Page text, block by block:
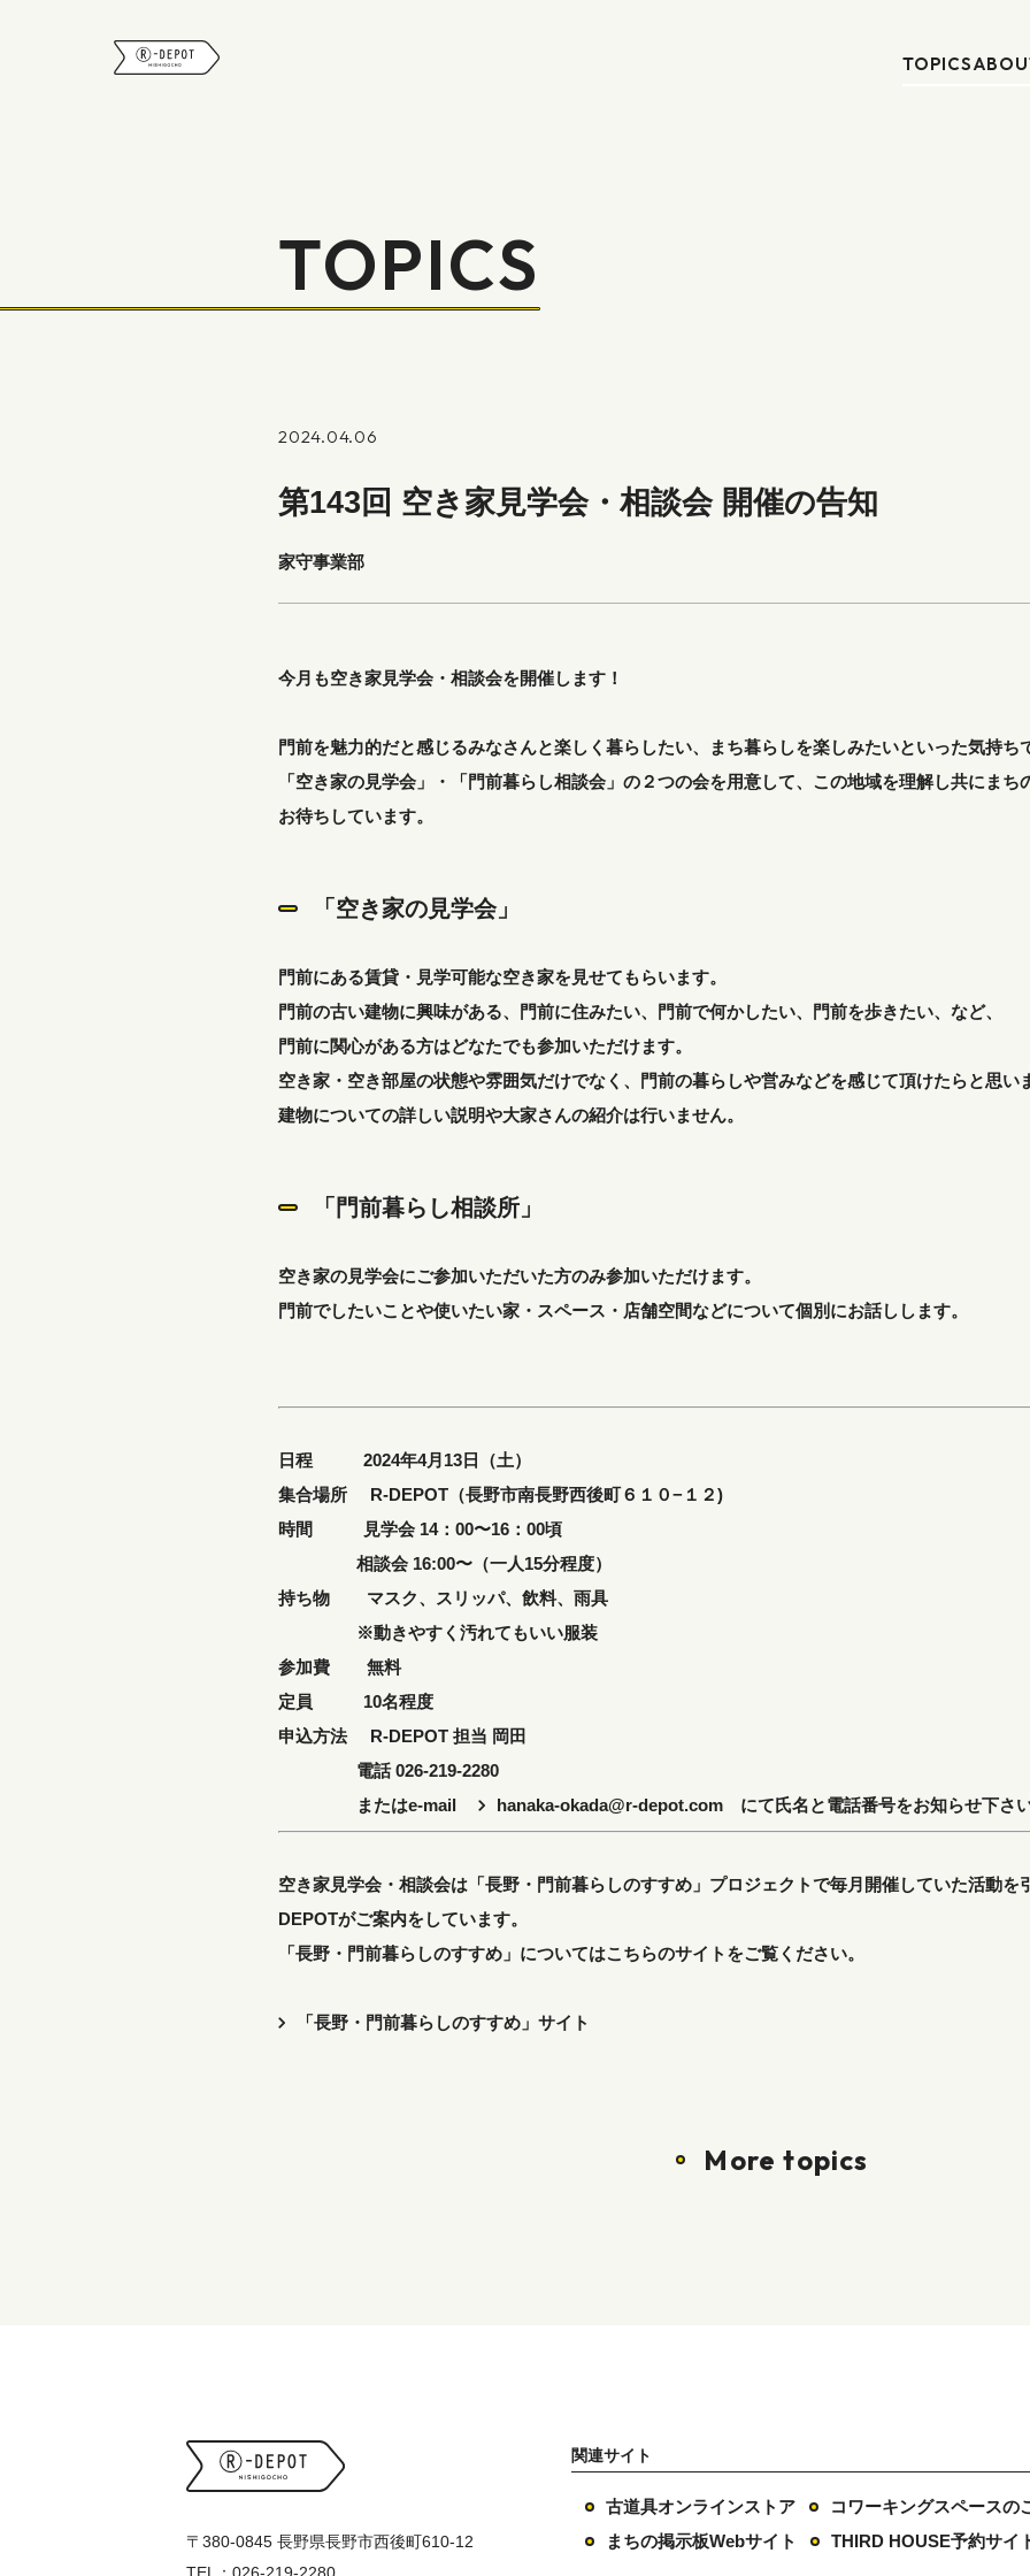
TOPICS
TOPICS
2024.04.06
第143回 空き家見学会・相談会 開催の告知
家守事業部
今月も空き家見学会・相談会を開催します！
門前を魅力的だと感じるみなさんと楽しく暮らしたい、まち暮らしを楽しみたいといった気持ち
「空き家の見学会」・「門前暮らし相談会」の２つの会を用意して、この地域を理解し共にま
お待ちしています。
「空き家の見学会」
門前にある賃貸・見学可能な空き家を見せてもらいます。
門前の古い建物に興味がある、門前に住みたい、門前で何かしたい、門前を歩きたい、など、
門前に関心がある方はどなたでも参加いただけます。
空き家・空き部屋の状態や雰囲気だけでなく、門前の暮らしや営みなどを感じて頂けたらと思い
建物についての詳しい説明や大家さんの紹介は行いません。
「門前暮らし相談所」
空き家の見学会にご参加いただいた方のみ参加いただけます。
門前でしたいことや使いたい家・スペース・店舗空間などについて個別にお話しします。
日程 2024年4月13日（土）
集合場所 R-DEPOT（長野市南長野西後町６１０−１２)
時間 見学会 14：00〜16：00頃
相談会 16:00〜（一人15分程度）
持ち物 マスク、スリッパ、飲料、雨具
※動きやすく汚れてもいい服装
参加費 無料
定員 10名程度
申込方法 R-DEPOT 担当 岡田
電話 026-219-2280
またはe-mail
hanaka-okada@r-depot.com にて氏名と電話番号をお知らせ下さ
空き家見学会・相談会は「長野・門前暮らしのすすめ」プロジェクトで毎月開催していた活動を
DEPOTがご案内をしています。
「長野・門前暮らしのすすめ」についてはこちらのサイトをご覧ください。
「長野・門前暮らしのすすめ」サイト
More topics
〒380-0845 長野県長野市西後町610-12
関連サイト
古道具オンラインストア
コワーキングスペースの
まちの掲示板Webサイト
THIRD HOUSE予約サイ